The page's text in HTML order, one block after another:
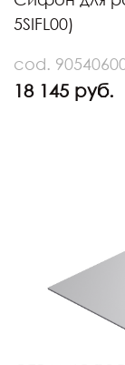
5SIFL00)
cod.
18 145 руб.